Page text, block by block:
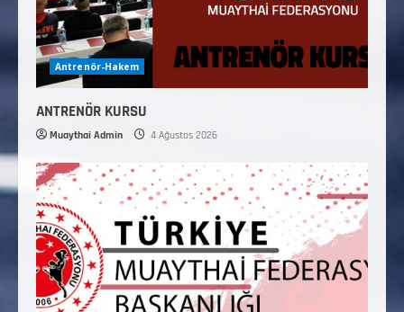
Antrenör-Hakem
ANTRENÖR KURSU
Muaythai Admin 4 Ağustos 2026